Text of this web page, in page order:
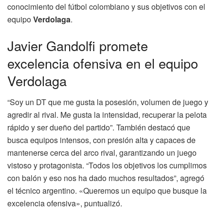
conocimiento del fútbol colombiano y sus objetivos con el
equipoVerdolaga.
Javier Gandolfi promete
excelencia ofensiva en el equipo
Verdolaga
“Soy un DT que me gusta la posesión, volumen de juego y
agredir al rival. Me gusta la intensidad, recuperar la pelota
rápido y ser dueño del partido”. También destacó que
busca equipos intensos, con presión alta y capaces de
mantenerse cerca del arco rival, garantizando un juego
vistoso y protagonista. “Todos los objetivos los cumplimos
con balón y eso nos ha dado muchos resultados”, agregó
el técnico argentino. «Queremos un equipo que busque la
excelencia ofensiva», puntualizó.